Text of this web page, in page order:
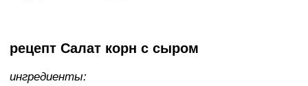
рецепт Салат корн с сыром
ингредиенты: